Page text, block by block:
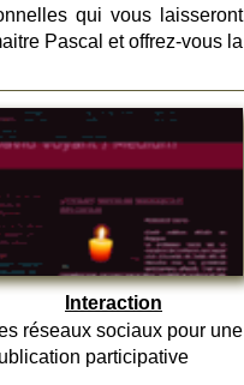
qui vous laisseront
Pascal et offrez-vous la
Interaction
réseaux sociaux pour une
participative